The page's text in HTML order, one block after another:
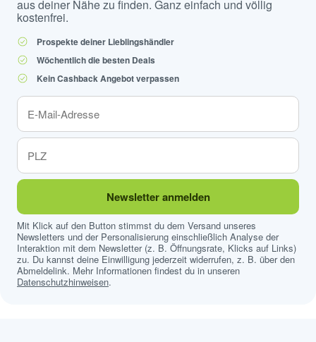
aus deiner Nähe zu finden. Ganz einfach und völlig
kostenfrei.
Prospekte deiner Lieblingshändler
Wöchentlich die besten Deals
Kein Cashback Angebot verpassen
Newsletter anmelden
Mit Klick auf den Button stimmst du dem Versand unseres
Newsletters und der Personalisierung einschließlich Analyse der
Interaktion mit dem Newsletter (z. B. Öffnungsrate, Klicks auf Links)
zu. Du kannst deine Einwilligung jederzeit widerrufen, z. B. über den
Abmeldelink. Mehr Informationen findest du in unseren
Datenschutzhinweisen.